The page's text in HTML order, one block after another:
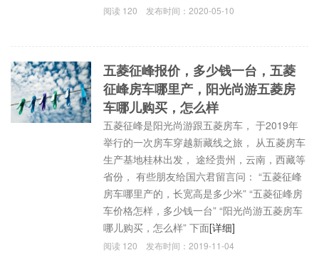
阅读 120 发布时间：2020-05-10
五菱征峰报价，多少钱一台，五菱
征峰房车哪里产，阳光尚游五菱房
车哪儿购买，怎么样
五菱征峰是阳光尚游跟五菱房车， 于2019年
举行的一次房车穿越新藏线之旅， 从五菱房车
生产基地桂林出发， 途经贵州，云南，西藏等
省份， 有些朋友给国六君留言问： “五菱征峰
房车哪里产的，长宽高是多少米” “五菱征峰房
车价格怎样，多少钱一台” “阳光尚游五菱房车
哪儿购买，怎么样” 下面[详细]
阅读 120 发布时间：2019-11-04